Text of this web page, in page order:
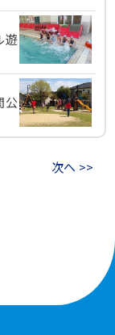
遊
公
次へ >>